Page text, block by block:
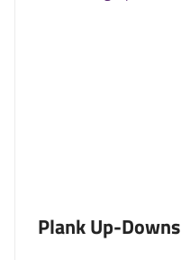
Plank Up-Downs